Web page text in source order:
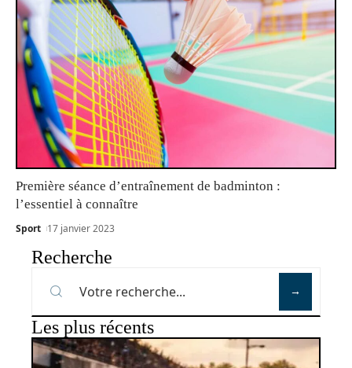
Première séance d’entraînement de badminton :
l’essentiel à connaître
Sport 17 janvier 2023
Recherche
Les plus récents